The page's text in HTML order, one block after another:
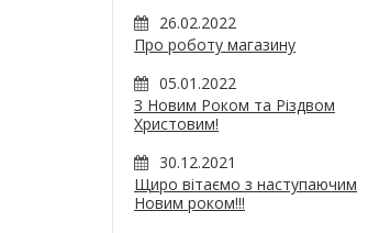
26.02.2022
Про роботу магазину
05.01.2022
З Новим Роком та Різдвом
Христовим!
30.12.2021
Щиро вітаємо з наступаючим
Новим роком!!!